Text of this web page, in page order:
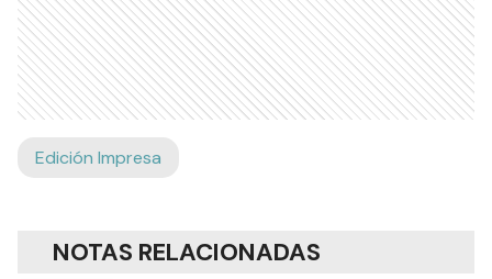
Edición Impresa
NOTAS RELACIONADAS